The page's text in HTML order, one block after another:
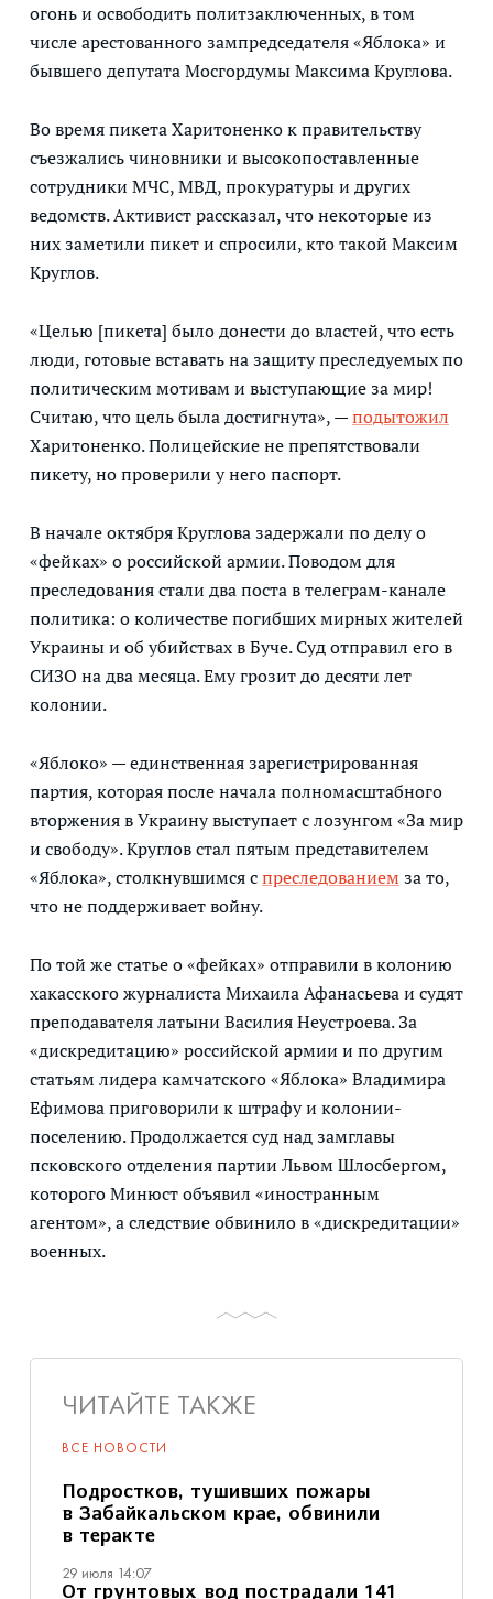
огонь и освободить политзаключенных, в том
числе арестованного зампредседателя «Яблока» и
бывшего депутата Мосгордумы Максима Круглова.
Во время пикета Харитоненко к правительству
съезжались чиновники и высокопоставленные
сотрудники МЧС, МВД, прокуратуры и других
ведомств. Активист рассказал, что некоторые из
них заметили пикет и спросили, кто такой Максим
Круглов.
«Целью [пикета] было донести до властей, что есть
люди, готовые вставать на защиту преследуемых по
политическим мотивам и выступающие за мир!
Считаю, что цель была достигнута», —подытожил
Харитоненко. Полицейские не препятствовали
пикету, но проверили у него паспорт.
В начале октября Круглова задержали по делу о
«фейках» о российской армии. Поводом для
преследования стали два поста в телеграм-канале
политика: о количестве погибших мирных жителей
Украины и об убийствах в Буче. Суд отправил его в
СИЗО на два месяца. Ему грозит до десяти лет
колонии.
«Яблоко» — единственная зарегистрированная
партия, которая после начала полномасштабного
вторжения в Украину выступает с лозунгом «За мир
и свободу». Круглов стал пятым представителем
«Яблока», столкнувшимся спреследованиемза то,
что не поддерживает войну.
По той же статье о «фейках» отправили в колонию
хакасского журналиста Михаила Афанасьева и судят
преподавателя латыни Василия Неустроева. За
«дискредитацию» российской армии и по другим
статьям лидера камчатского «Яблока» Владимира
Ефимова приговорили к штрафу и колонии-
поселению. Продолжается суд над замглавы
псковского отделения партии Львом Шлосбергом,
которого Минюст объявил «иностранным
агентом», а следствие обвинило в «дискредитации»
военных.
ЧИТАЙТЕ ТАКЖЕ
ВСЕ НОВОСТИ
Подростков, тушивших пожары
в Забайкальском крае, обвинили
в теракте
29 июля 14:07
От грунтовых вод пострадали 141